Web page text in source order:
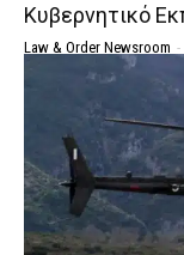
Κυβερνητικό
Law & Order Newsroom -